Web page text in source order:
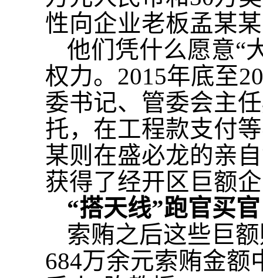
性向企业老板孟某
他们凭什么愿意“
权力。2015年底至
委书记、管委会主
托，在工程款支付
某则在盛必龙的亲
获得了经开区巨额
“搭天线”跑官买
索贿之后这些巨
684万余元索贿金额